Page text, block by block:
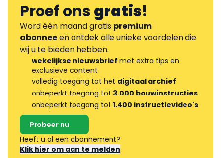
Proef onsgratis!
Word één maand gratis premium
abonneeen ontdek alle unieke voordelen die
wij u te bieden hebben.
wekelijkse nieuwsbrief met extra tips en
exclusieve content
volledig toegang tot het digitaal archief
onbeperkt toegang tot 3.000 bouwinstructies
onbeperkt toegang tot 1.400 instructievideo's
Probeer nu
Heeft u al een abonnement?
Klik hier om aan te melden